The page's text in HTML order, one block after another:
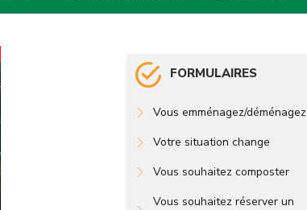
FORMULAIRES
Vous emménagez/déménagez
Votre situation change
Vous souhaitez composter
Vous souhaitez réserver un